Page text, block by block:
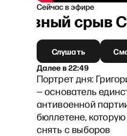
Сейчас в эфире
срыв
Слушать
Далеев22:49
Портрет дня:
— основатель
антивоенной
бюллетене,
снять с выборов